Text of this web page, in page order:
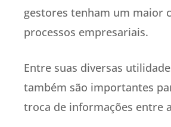
gestores tenham um maior
processos empresariais.
Entre suas diversas
também são importantes
troca de informações entre